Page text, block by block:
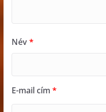
Név*
E-mail cím *